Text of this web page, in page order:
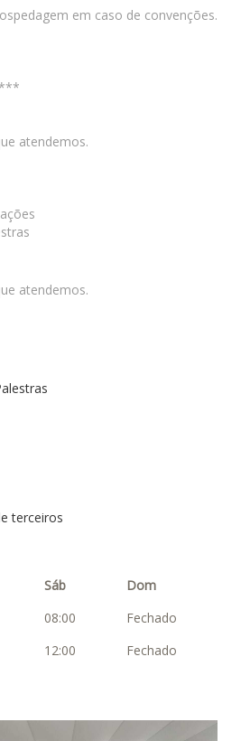
em caso de convenções.
atendemos.
atendemos.
terceiros
Sáb
Dom
08:00
Fechado
12:00 Fechado